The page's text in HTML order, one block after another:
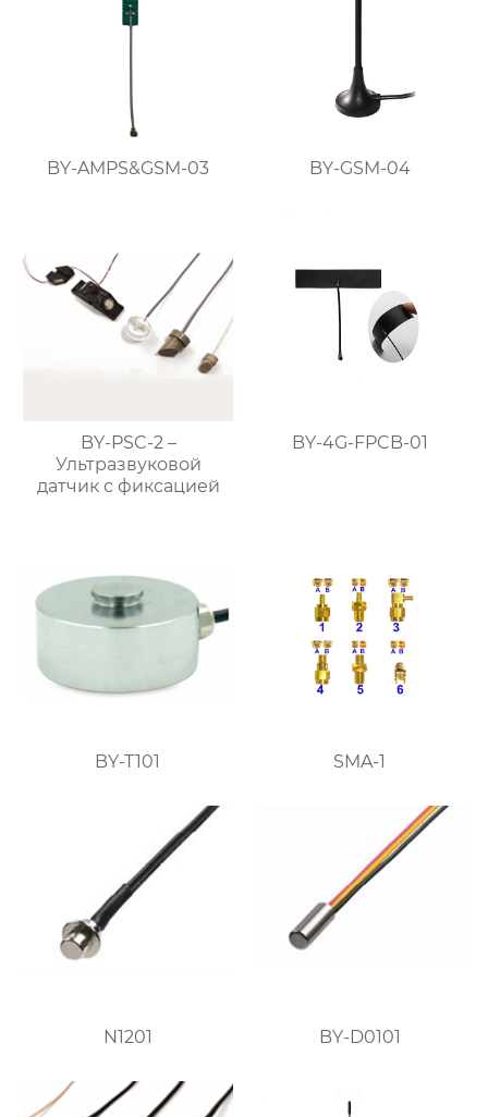
BY-AMPS&GSM-03 BY-GSM-04
BY-PSC-2 –
Ультразвуковой
датчик с фиксацией
BY-4G-FPCB-01
BY-T101 SMA-1
N1201 BY-D0101